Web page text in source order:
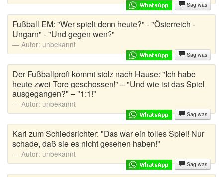
Sag was
Fußball EM: "Wer spielt denn heute?" - "Österreich -
Ungarn" - "Und gegen wen?"
Autor: unbekannt
Sag was
Der Fußballprofi kommt stolz nach Hause: "Ich habe
heute zwei Tore geschossen!" – "Und wie ist das Spiel
ausgegangen?" – "1:1!"
Autor: unbekannt
Sag was
Karl zum Schiedsrichter: "Das war ein tolles Spiel! Nur
schade, daß sie es nicht gesehen haben!"
Autor: unbekannt
Sag was